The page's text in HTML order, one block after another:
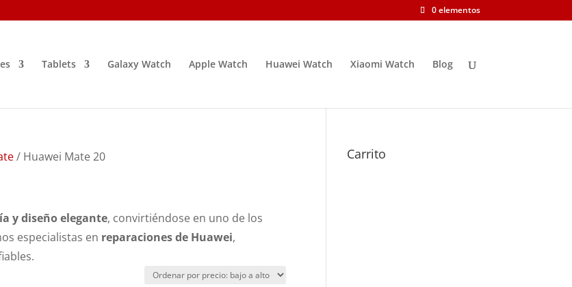
0 elementos
Tablets Galaxy Watch Apple Watch Huawei Watch Xiaomi Watch Blog
/ Huawei Mate 20
y diseño elegante, convirtiéndose en uno de los
especialistas en reparaciones de Huawei,
Carrito